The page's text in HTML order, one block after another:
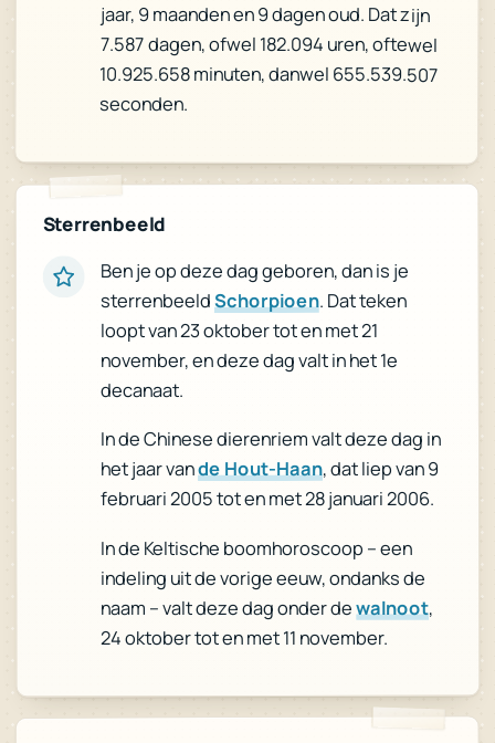
jaar, 9 maanden en 9 dagen oud. Dat zijn
7.587 dagen, ofwel 182.094 uren, oftewel
10.925.658 minuten, danwel 655.539.507
seconden.
Sterrenbeeld
Ben je op deze dag geboren, dan is je
sterrenbeeldSchorpioen. Dat teken
loopt van 23 oktober tot en met 21
november, en deze dag valt in het 1e
decanaat.
In de Chinese dierenriem valt deze dag in
het jaar vande Hout-Haan, dat liep van 9
februari 2005 tot en met 28 januari 2006.
In de Keltische boomhoroscoop – een
indeling uit de vorige eeuw, ondanks de
naam – valt deze dag onder dewalnoot,
24 oktober tot en met 11 november.